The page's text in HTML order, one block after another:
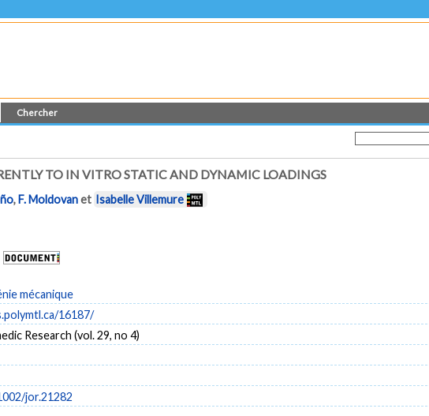
Chercher
TO IN VITRO STATIC AND DYNAMIC LOADINGS
,F. Moldovanet Isabelle Villemure
mécanique
16187/
Research (vol. 29, no 4)
jor.21282